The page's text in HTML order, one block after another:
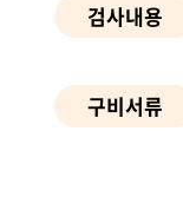
검사내용
구비서류